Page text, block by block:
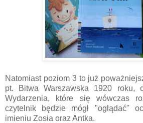
Natomiast poziom 3 to już
pt. Bitwa Warszawska 1920 roku,
Wydarzenia, które się wówczas
czytelnik będzie mógł "oglądać"
imieniu Zosia oraz Antka.